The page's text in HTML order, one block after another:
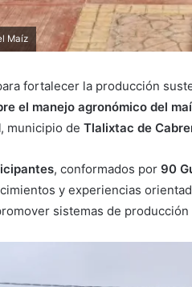
Maíz
fortalecer la producción
el manejo agronómico del
, municipio de Tlalixtac de
, conformados por 90
y experiencias
sistemas de